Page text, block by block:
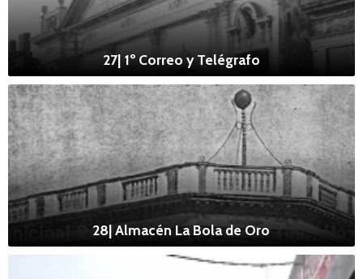
27| 1º Correo y Telégrafo
28| Almacén La Bola de Oro